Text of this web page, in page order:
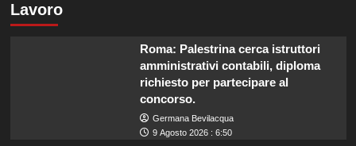
Lavoro
Roma: Palestrina cerca istruttori
amministrativi contabili, diploma
richiesto per partecipare al
concorso.
Germana Bevilacqua
9 Agosto 2026 : 6:50